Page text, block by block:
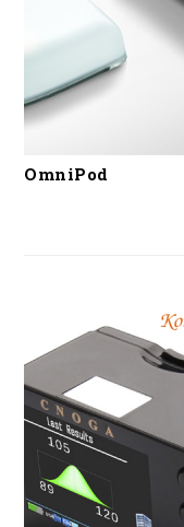
OmniPod